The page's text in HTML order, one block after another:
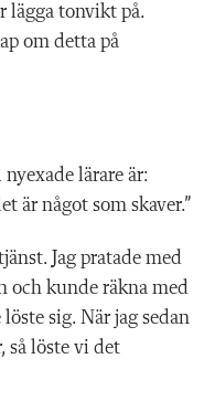
lägga tonvikt på.
om detta på
lärare är:
är något som skaver.”
Jag pratade med
och kunde räkna med
sig. När jag sedan
så löste vi det